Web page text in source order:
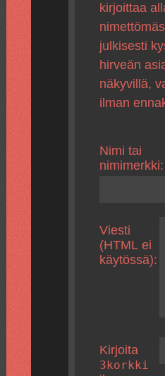
kirjoittaa
julkisesti
hirveän
näkyvillä,
ilman
Nimi tai
nimimerkki:
Viesti
(HTML ei
käytössä):
Kirjoita
3korkki